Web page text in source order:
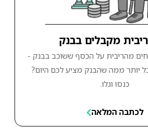
מקבלים בבנק
מהריבית על הכסף ששוכב בבנק -
יותר ממה שהבנק מציע לכם היום?
כנסו וגלו.
לכתבה המלאה